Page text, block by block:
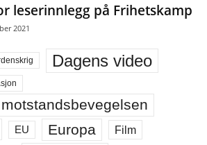
leserinnlegg på Frihetskamp
2021
Dagens video
EU Europa Film